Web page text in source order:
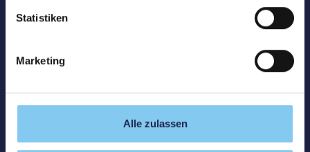
Statistiken
Marketing
Alle zulassen